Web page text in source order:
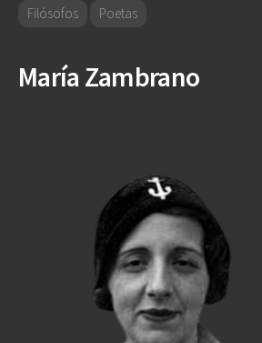
Filósofos
Poetas
María Zambrano